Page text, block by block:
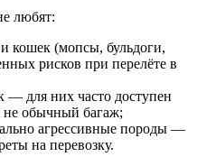
любят:
кошек (мопсы, бульдоги,
рисков при перелёте в
— для них часто доступен
не обычный багаж;
агрессивные породы —
на перевозку.